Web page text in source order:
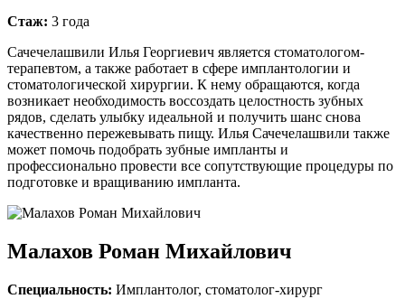
Стаж: 3 года
Сачечелашвили Илья Георгиевич является стоматологом-
терапевтом, а также работает в сфере имплантологии и
стоматологической хирургии. К нему обращаются, когда
возникает необходимость воссоздать целостность зубных
рядов, сделать улыбку идеальной и получить шанс снова
качественно пережевывать пищу. Илья Сачечелашвили также
может помочь подобрать зубные импланты и
профессионально провести все сопутствующие процедуры по
подготовке и вращиванию импланта.
Малахов Роман Михайлович
Специальность: Имплантолог, стоматолог-хирург